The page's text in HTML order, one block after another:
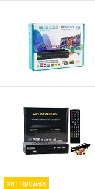
хит продаж